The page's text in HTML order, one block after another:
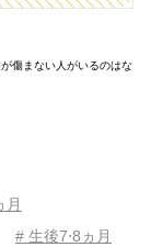
月
# 生後7⋅8ヵ月